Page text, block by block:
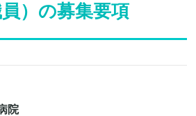
）の募集要項
院